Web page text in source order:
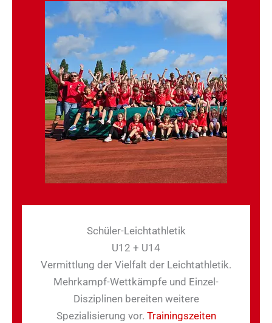
Schüler-Leichtathletik
U12 + U14
Vermittlung der Vielfalt der Leichtathletik.
Mehrkampf-Wettkämpfe und Einzel-
Disziplinen bereiten weitere
Spezialisierung vor. Trainingszeiten